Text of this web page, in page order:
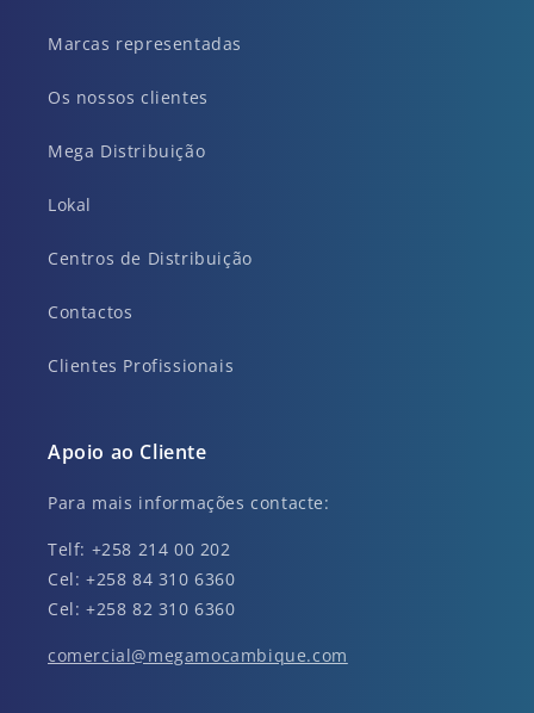
Marcas representadas
Os nossos clientes
Mega Distribuição
Lokal
Centros de Distribuição
Contactos
Clientes Profissionais
Apoio ao Cliente
Para mais informações contacte:
Telf: +258 214 00 202
Cel: +258 84 310 6360
Cel: +258 82 310 6360
comercial@megamocambique.com